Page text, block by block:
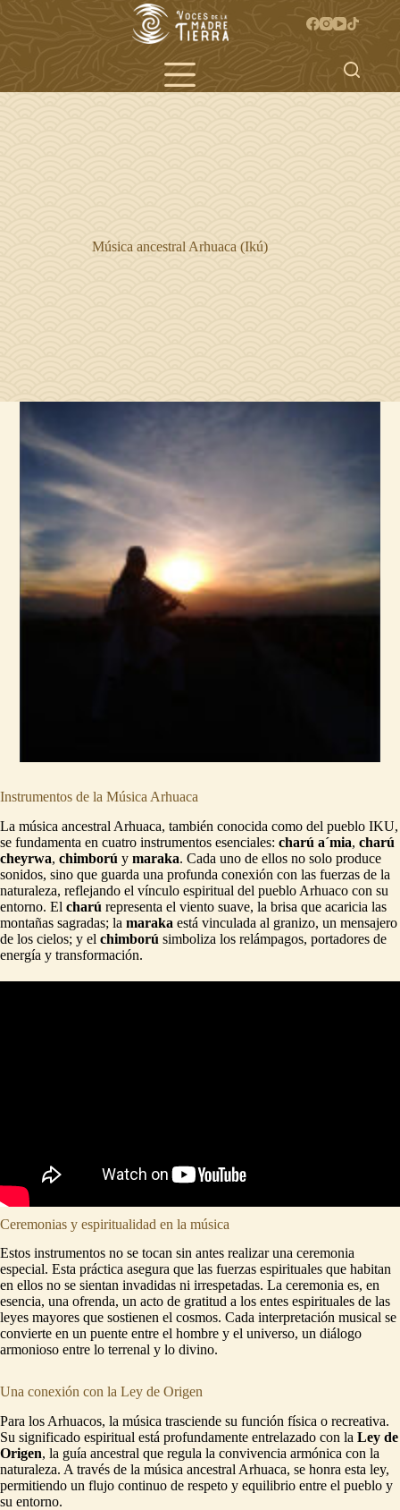
Música ancestral Arhuaca (Ikú)
Instrumentos de la Música Arhuaca
La música ancestral Arhuaca, también conocida como del pueblo IKU,
se fundamenta en cuatro instrumentos esenciales: charú a´mia, charú
cheyrwa, chimború y maraka. Cada uno de ellos no solo produce
sonidos, sino que guarda una profunda conexión con las fuerzas de la
naturaleza, reflejando el vínculo espiritual del pueblo Arhuaco con su
entorno. El charú representa el viento suave, la brisa que acaricia las
montañas sagradas; la maraka está vinculada al granizo, un mensajero
de los cielos; y el chimború simboliza los relámpagos, portadores de
energía y transformación.
Ceremonias y espiritualidad en la música
Estos instrumentos no se tocan sin antes realizar una ceremonia
especial. Esta práctica asegura que las fuerzas espirituales que habitan
en ellos no se sientan invadidas ni irrespetadas. La ceremonia es, en
esencia, una ofrenda, un acto de gratitud a los entes espirituales de las
leyes mayores que sostienen el cosmos. Cada interpretación musical se
convierte en un puente entre el hombre y el universo, un diálogo
armonioso entre lo terrenal y lo divino.
Una conexión con la Ley de Origen
Para los Arhuacos, la música trasciende su función física o recreativa.
Su significado espiritual está profundamente entrelazado con la Ley de
Origen, la guía ancestral que regula la convivencia armónica con la
naturaleza. A través de la música ancestral Arhuaca, se honra esta ley,
permitiendo un flujo continuo de respeto y equilibrio entre el pueblo y
su entorno.